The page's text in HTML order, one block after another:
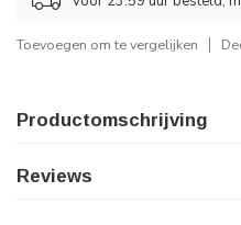
Toevoegen om te vergelijken
Productomschrijving
Reviews